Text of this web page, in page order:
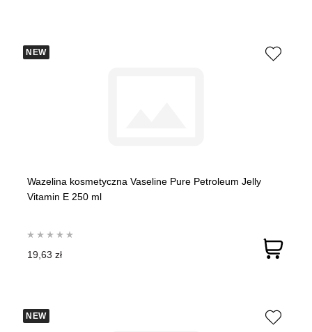
NEW
Wazelina kosmetyczna Vaseline Pure Petroleum Jelly
Vitamin E 250 ml
19,63 zł
NEW